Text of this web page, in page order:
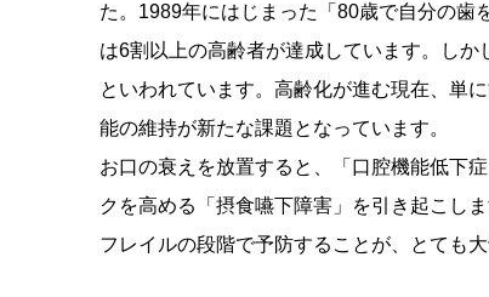
た。1989年にはじまった「80歳で自分の歯
は6割以上の高齢者が達成しています。し
といわれています。高齢化が進む現在、単
能の維持が新たな課題となっています。
お口の衰えを放置すると、「口腔機能低下
クを高める「摂食嚥下障害」を引き起こし
フレイルの段階で予防することが、とても大